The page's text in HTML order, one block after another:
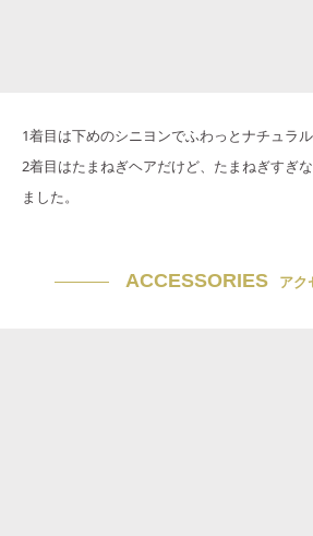
1着目は下めのシニヨンでふわっとナチュラル
2着目はたまねぎヘアだけど、たまねぎすぎ
ました。
ACCESSORIES アク